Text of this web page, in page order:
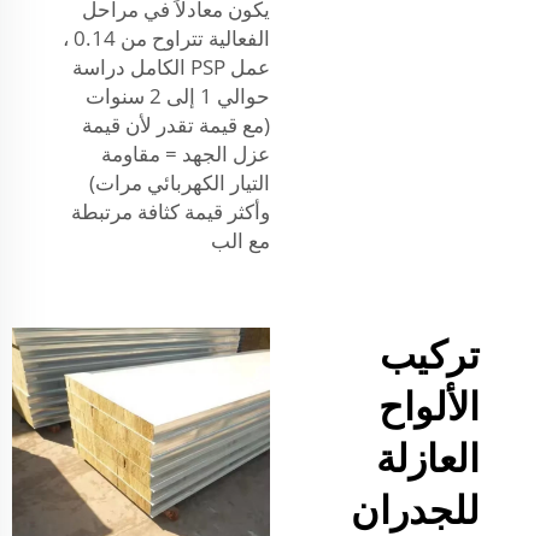
يكون معادلاً في مراحل
الفعالية تتراوح من 0.14 ،
عمل PSP الكامل دراسة
حوالي 1 إلى 2 سنوات
(مع قيمة تقدر لأن قيمة
عزل الجهد = مقاومة
التيار الكهربائي مرات)
وأكثر قيمة كثافة مرتبطة
مع الب
تركيب
الألواح
العازلة
للجدران